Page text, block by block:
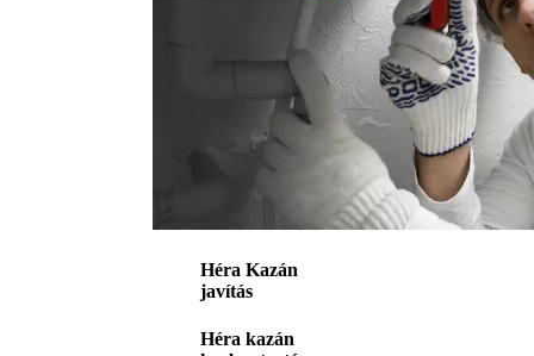
Héra Kazán
javítás
Héra kazán